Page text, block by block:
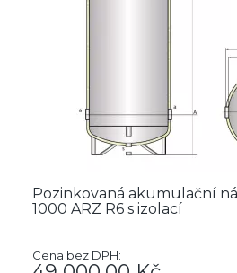
Pozinkovaná akumulační
1000 ARZ R6 s izolací
Cena bez DPH: